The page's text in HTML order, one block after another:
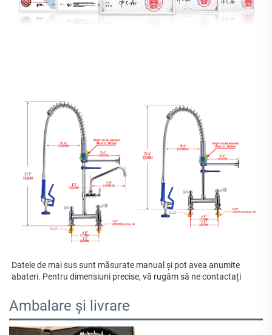
Datele de mai sus sunt măsurate manual și pot avea anumite
abateri. Pentru dimensiuni precise, vă rugăm să ne contactați
Ambalare și livrare